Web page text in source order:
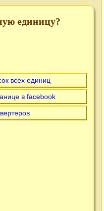
единицу?
всех единиц
в facebook